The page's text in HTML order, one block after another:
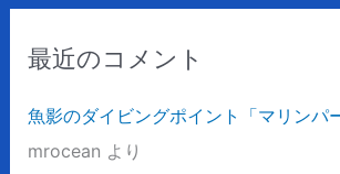
最近のコメント
魚影のダイビングポイント「マリンパ
mrocean より